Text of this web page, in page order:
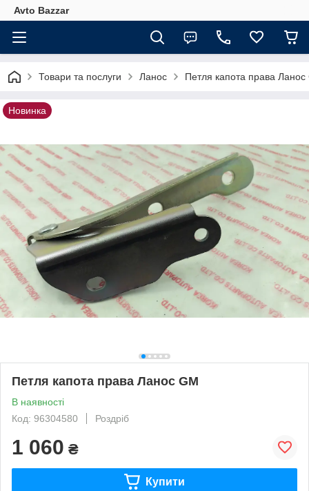
Avto Bazzar
Товари та послуги Ланос Петля капота права Ланос
Новинка
Петля капота права Ланос GM
В наявності
Код: 96304580
Роздріб
1 060 ₴
Купити